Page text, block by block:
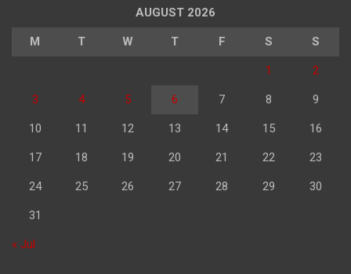
AUGUST 2026
M T W T F S S
1 2
3 4 5 6 7 8 9
10 11 12 13 14 15 16
17 18 19 20 21 22 23
24 25 26 27 28 29 30
31
« Jul